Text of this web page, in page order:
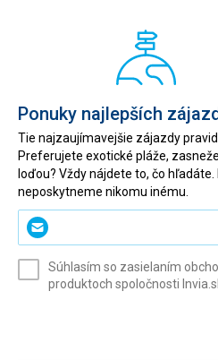
Ponuky najlepších
Tie najzaujímavejšie zájazdy
Preferujete exotické pláže,
loďou? Vždy nájdete to, čo hľadáte.
neposkytneme nikomu inému.
Zadajte
svoj
(povinné)
Súhlasím so zasielaním
produktoch spoločnosti